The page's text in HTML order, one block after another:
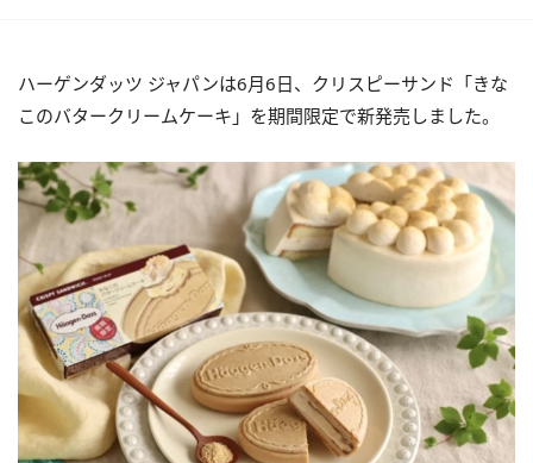
ハーゲンダッツ ジャパンは6月6日、クリスピーサンド「きな
このバタークリームケーキ」を期間限定で新発売しました。